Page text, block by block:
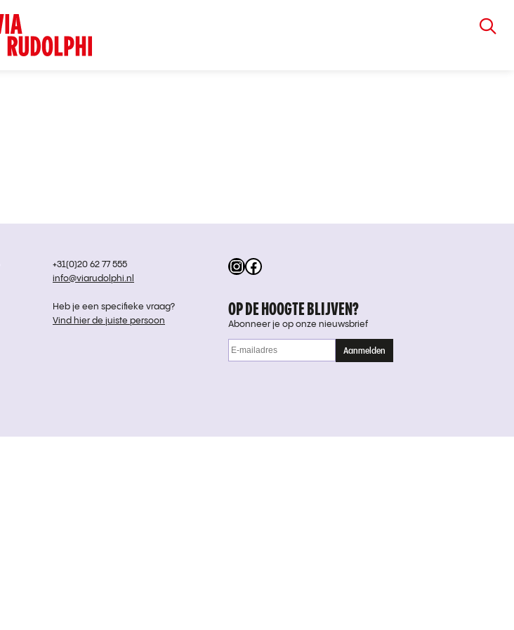
Instagram
Facebook
+31(0)20 62 77 555
info@viarudolphi.nl
Heb je een specifieke vraag?
Vind hier de juiste persoon
OP DE HOOGTE BLIJVEN?
Abonneer je op onze nieuwsbrief